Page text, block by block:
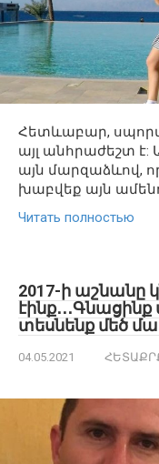
Հետևաբար,
այլ անհրաժեշտ է:
այն մարզաձևով,
խաբվեք այն
Читать полностью
2017-ի աշնանը
տեսնենք մեծ
04.05.2021